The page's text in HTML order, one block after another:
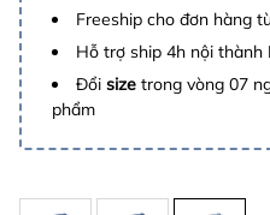
Freeship cho đơn hàng
Hỗ trợ ship 4h nội thành
Đổi size trong vòng 07
phẩm